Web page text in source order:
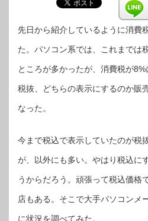
増
税
緩
で
売
店
っ
る
表
【デ
ジ
は
先日から紹介しているように消費
た。パソコン系では、これまでは
ところが多かったが、消費税が
税抜、どちらの表示にするのか販
なった。
今まで税込で表示していたのが税
が、以外にも多い。やはり税込に
うからだろう。頑張って税込価格
店もある。そこで大手パソコンメ
に状況を調べてみた。